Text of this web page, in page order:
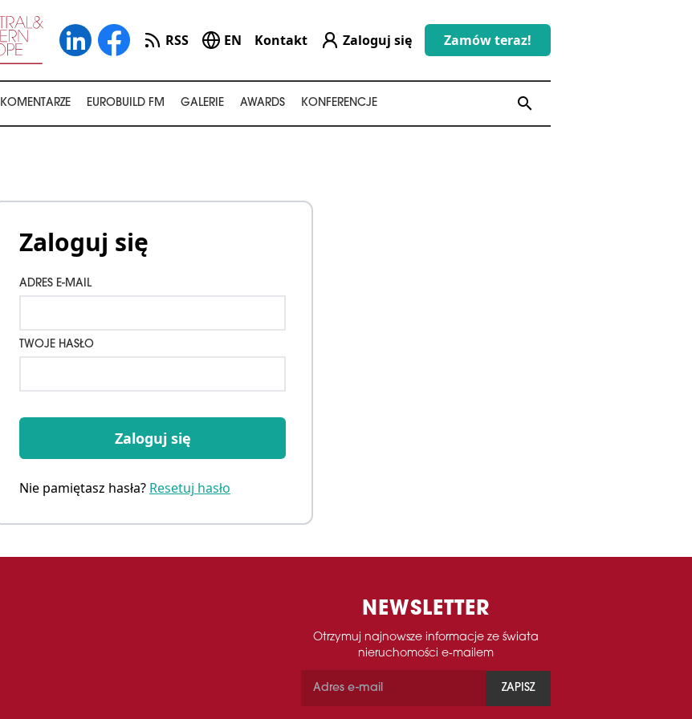
RSS EN Kontakt Zaloguj się Zamów teraz!
KOMENTARZE EUROBUILD FM GALERIE AWARDS KONFERENCJE search
Zaloguj się
ADRES E-MAIL
TWOJE HASŁO
Zaloguj się
Nie pamiętasz hasła? Resetuj hasło
NEWSLETTER
Otrzymuj najnowsze informacje ze świata
nieruchomości e-mailem
ZAPISZ